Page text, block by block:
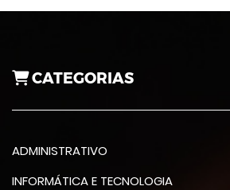
CATEGORIAS
ADMINISTRATIVO
INFORMÁTICA E TECNOLOGIA